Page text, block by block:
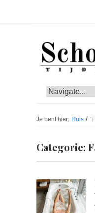
Je bent hier: Huis /
Categorie: